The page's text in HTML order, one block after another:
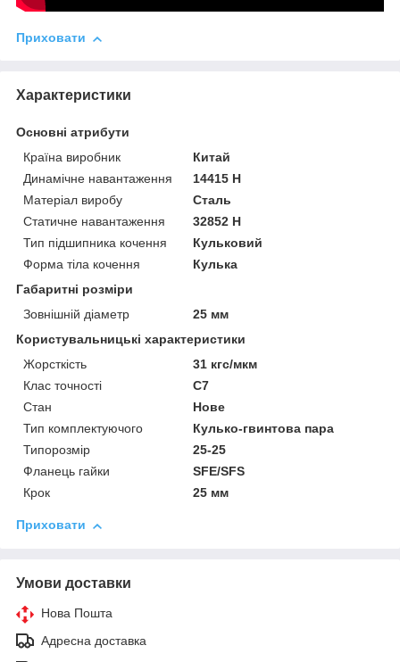
Приховати
Характеристики
Основні атрибути
Країна виробник
Китай
Динамічне навантаження
14415 Н
Матеріал виробу
Сталь
Статичне навантаження
32852 Н
Тип підшипника кочення
Кульковий
Форма тіла кочення
Кулька
Габаритні розміри
Зовнішній діаметр
25 мм
Користувальницькі характеристики
Жорсткість
31 кгс/мкм
Клас точності
С7
Стан
Нове
Тип комплектуючого
Кулько-гвинтова пара
Типорозмір
25-25
Фланець гайки
SFE/SFS
Крок
25 мм
Приховати
Умови доставки
Нова Пошта
Адресна доставка